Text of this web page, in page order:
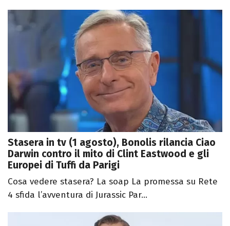
Stasera in tv (1 agosto), Bonolis rilancia Ciao
Darwin contro il mito di Clint Eastwood e gli
Europei di Tuffi da Parigi
Cosa vedere stasera? La soap La promessa su Rete
4 sfida l’avventura di Jurassic Par...